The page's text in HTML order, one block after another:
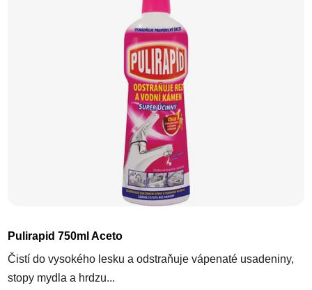
Pulirapid 750ml Aceto
Čistí do vysokého lesku a odstraňuje vápenaté usadeniny,
stopy mydla a hrdzu...